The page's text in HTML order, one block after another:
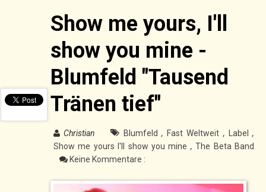
Show me yours, I'll
show you mine -
Blumfeld "Tausend
Tränen tief"
Christian Blumfeld , Fast Weltweit , Label,
Show me yours I'll show you mine ,The Beta Band
Keine Kommentare :